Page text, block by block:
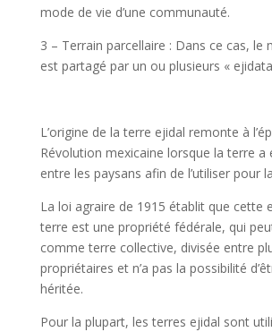
mode de vie d’une communauté.
3 – Terrain parcellaire : Dans ce cas, le
est partagé par un ou plusieurs «
L’origine de la terre ejidal remonte à
Révolution mexicaine lorsque la terre a
entre les paysans afin de l’utiliser pour
La loi agraire de 1915 établit que cette
terre est une propriété fédérale, qui
comme terre collective, divisée entre
propriétaires et n’a pas la possibilité
héritée.
Pour la plupart, les terres ejidal sont